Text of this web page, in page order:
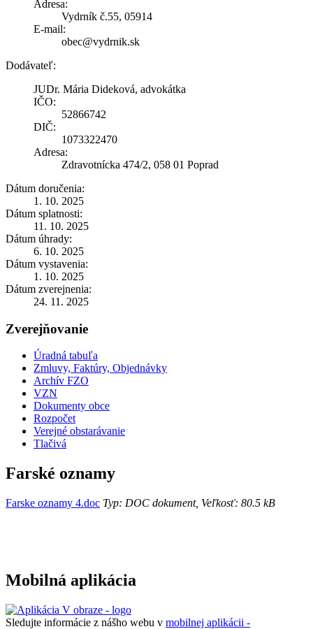
Adresa:
Vydrník č.55, 05914
E-mail:
obec@vydrnik.sk
Dodávateľ:
JUDr. Mária Dideková, advokátka
IČO:
52866742
DIČ:
1073322470
Adresa:
Zdravotnícka 474/2, 058 01 Poprad
Dátum doručenia:
1. 10. 2025
Dátum splatnosti:
11. 10. 2025
Dátum úhrady:
6. 10. 2025
Dátum vystavenia:
1. 10. 2025
Dátum zverejnenia:
24. 11. 2025
Zverejňovanie
Úradná tabuľa
Zmluvy, Faktúry, Objednávky
Archív FZO
VZN
Dokumenty obce
Rozpočet
Verejné obstarávanie
Tlačivá
Farské oznamy
Farske oznamy 4.doc Typ: DOC dokument, Veľkosť: 80.5 kB
Mobilná aplikácia
Sledujte informácie z nášho webu v mobilnej aplikácii -